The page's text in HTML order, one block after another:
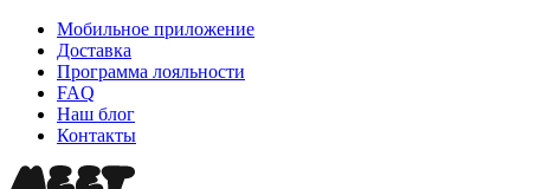
Мобильное приложение
Доставка
Программа лояльности
FAQ
Наш блог
Контакты